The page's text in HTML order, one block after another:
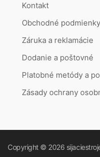
Kontakt
Obchodné podmienky
Záruka a reklamácie
Dodanie a poštovné
Platobné metódy a
Zásady ochrany
Copyright © 2026